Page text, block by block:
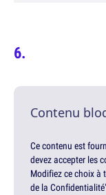
Contenu
Ce contenu est
devez accepter les
Modifiez ce choix à
de la